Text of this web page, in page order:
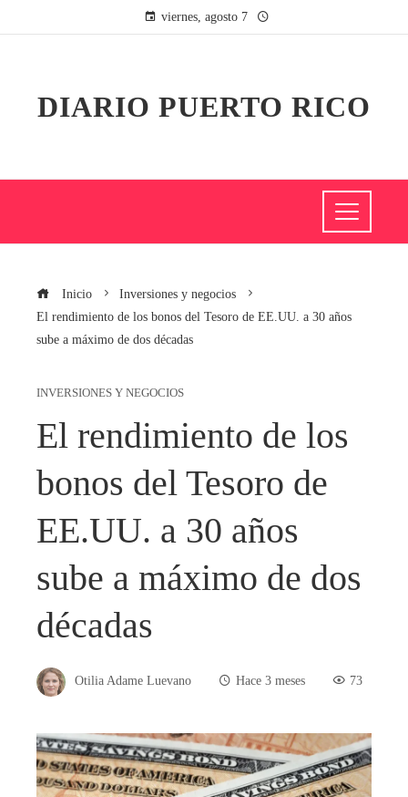
viernes, agosto 7
DIARIO PUERTO RICO
Inicio
Inversiones y negocios
El rendimiento de los bonos del Tesoro de EE.UU. a 30 años
sube a máximo de dos décadas
INVERSIONES Y NEGOCIOS
El rendimiento de los
bonos del Tesoro de
EE.UU. a 30 años
sube a máximo de dos
décadas
Otilia Adame Luevano Hace 3 meses 73